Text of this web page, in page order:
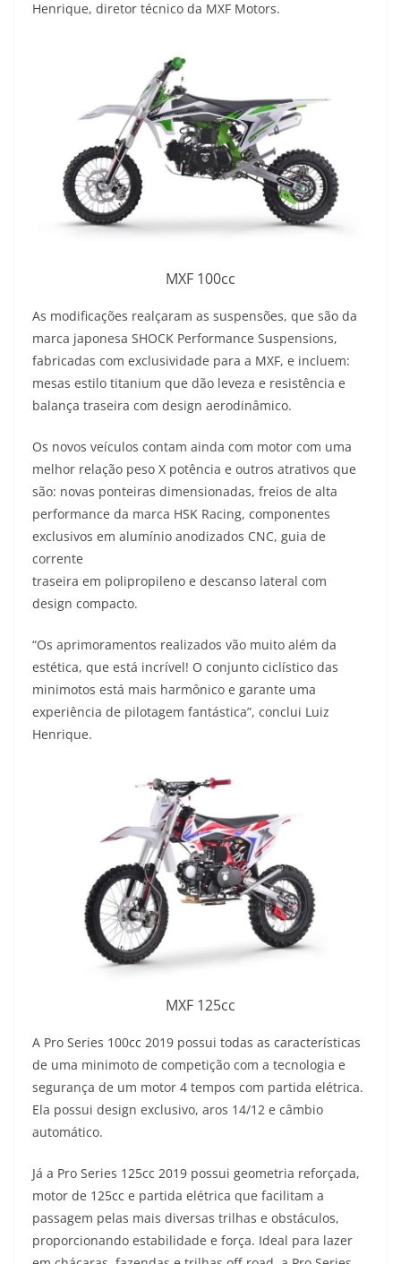
Henrique, diretor técnico da MXF Motors.
MXF 100cc
As modificações realçaram as suspensões, que são da
marca japonesa SHOCK Performance Suspensions,
fabricadas com exclusividade para a MXF, e incluem:
mesas estilo titanium que dão leveza e resistência e
balança traseira com design aerodinâmico.
Os novos veículos contam ainda com motor com uma
melhor relação peso X potência e outros atrativos que
são: novas ponteiras dimensionadas, freios de alta
performance da marca HSK Racing, componentes
exclusivos em alumínio anodizados CNC, guia de
corrente
traseira em polipropileno e descanso lateral com
design compacto.
“Os aprimoramentos realizados vão muito além da
estética, que está incrível! O conjunto ciclístico das
minimotos está mais harmônico e garante uma
experiência de pilotagem fantástica”, conclui Luiz
Henrique.
MXF 125cc
A Pro Series 100cc 2019 possui todas as características
de uma minimoto de competição com a tecnologia e
segurança de um motor 4 tempos com partida elétrica.
Ela possui design exclusivo, aros 14/12 e câmbio
automático.
Já a Pro Series 125cc 2019 possui geometria reforçada,
motor de 125cc e partida elétrica que facilitam a
passagem pelas mais diversas trilhas e obstáculos,
proporcionando estabilidade e força. Ideal para lazer